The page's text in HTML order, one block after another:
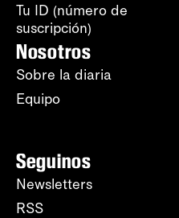
Tu ID (número de
suscripción)
Nosotros
Sobre la diaria
Equipo
Seguinos
Newsletters
RSS